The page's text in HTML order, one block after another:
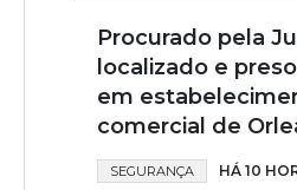
Procurado pela
localizado e
em
comercial de
SEGURANÇA HÁ 10